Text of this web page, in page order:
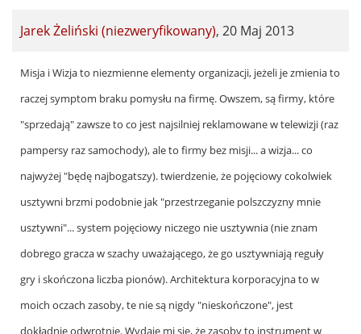
Jarek Żeliński (niezweryfikowany), 20 Maj 2013
In
reply
to
by
gimk
(niezweryfikowany)
Misja i Wizja to niezmienne elementy organizacji, jeżeli je zmienia to
raczej symptom braku pomysłu na firmę. Owszem, są firmy, które
"sprzedają" zawsze to co jest najsilniej reklamowane w telewizji (raz
pampersy raz samochody), ale to firmy bez misji... a wizja... co
najwyżej "będę najbogatszy). twierdzenie, że pojęciowy cokolwiek
usztywni brzmi podobnie jak "przestrzeganie polszczyzny mnie
usztywni"... system pojęciowy niczego nie usztywnia (nie znam
dobrego gracza w szachy uważającego, że go usztywniają reguły
gry i skończona liczba pionów). Architektura korporacyjna to w
moich oczach zasoby, te nie są nigdy "nieskończone", jest
dokładnie odwrotnie. Wydaje mi się, że zasoby to instrument w